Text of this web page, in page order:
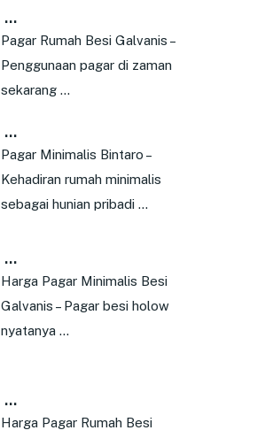
…
Pagar Rumah Besi Galvanis –
Penggunaan pagar di zaman
sekarang …
…
Pagar Minimalis Bintaro –
Kehadiran rumah minimalis
sebagai hunian pribadi …
…
Harga Pagar Minimalis Besi
Galvanis – Pagar besi holow
nyatanya …
…
Harga Pagar Rumah Besi